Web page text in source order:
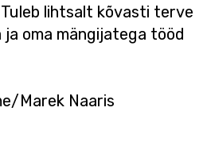
lihtsalt kõvasti terve
ja oma mängijatega tööd
Marek Naaris